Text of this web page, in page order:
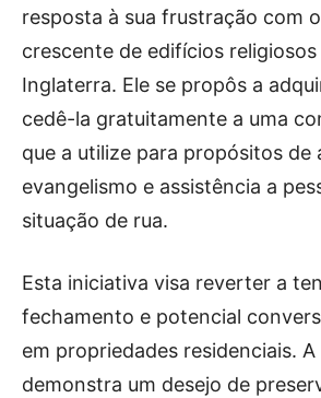
resposta à sua frustração com
crescente de edifícios religiosos
Inglaterra. Ele se propôs a
cedê-la gratuitamente a uma
que a utilize para propósitos de
evangelismo e assistência a
situação de rua.
Esta iniciativa visa reverter a
fechamento e potencial
em propriedades residenciais.
demonstra um desejo de